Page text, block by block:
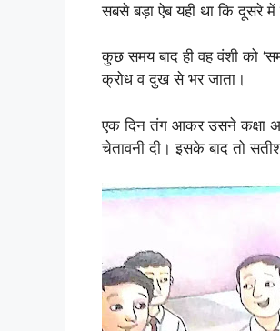
सबसे बड़ा ऐब यही था कि दूसरे
कुछ समय बाद ही वह वंशी को
क्रोध व दुख से भर जाता।
एक दिन तंग आकर उसने कक्षा
चेतावनी दी। इसके बाद तो